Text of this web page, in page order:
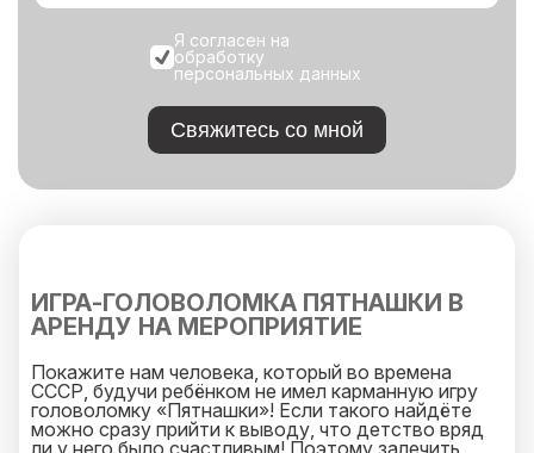
Я согласен на
обработку
персональных данных
Свяжитесь со мной
ИГРА-ГОЛОВОЛОМКА ПЯТНАШКИ В
АРЕНДУ НА МЕРОПРИЯТИЕ
Покажите нам человека, который во времена
СССР, будучи ребёнком не имел карманную игру
головоломку «Пятнашки»! Если такого найдёте
можно сразу прийти к выводу, что детство вряд
ли у него было счастливым! Поэтому залечить